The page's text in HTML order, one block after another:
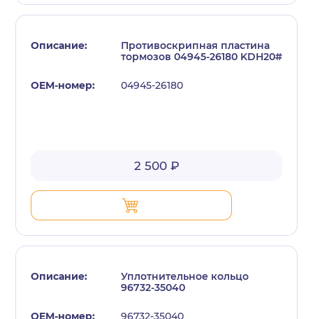
Противоскрипная пластина
тормозов 04945-26180 KDH20#
04945-26180
2 500 ₽
Уплотнительное кольцо
96732-35040
96732-35040